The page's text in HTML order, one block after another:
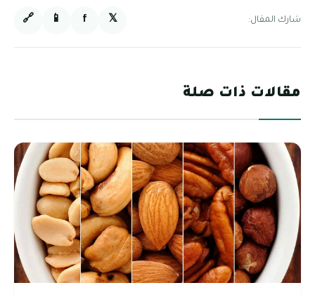
شارك المقال: 𝕏
f
📱
🔗
مقالات ذات صلة